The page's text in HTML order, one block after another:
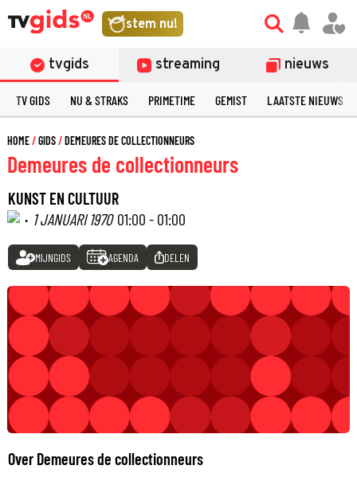
stem nu!
tvgids streaming nieuws
TV GIDS NU & STRAKS PRIMETIME GEMIST LAATSTE NIEUWS
HOME GIDS DEMEURES DE COLLECTIONNEURS
Demeures de collectionneurs
KUNST EN CULTUUR
· 1 JANUARI 1970 01:00 - 01:00
MIJNGIDS AGENDA DELEN
Over Demeures de collectionneurs